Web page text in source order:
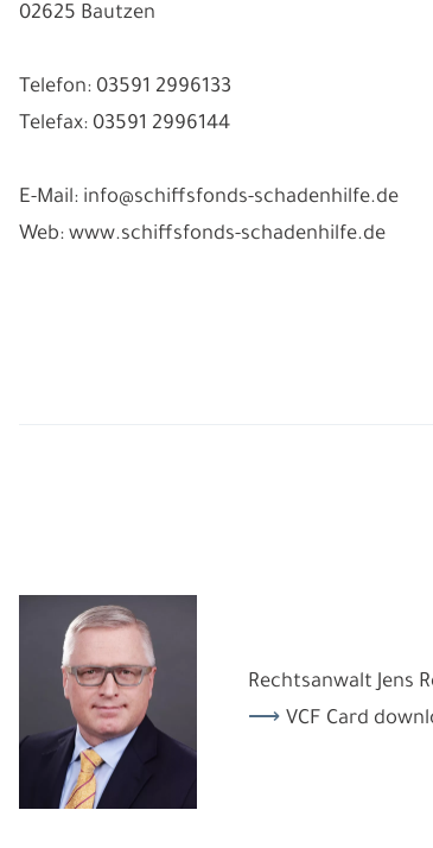
02625 Bautzen
Telefon: 03591 2996133
Telefax: 03591 2996144
E-Mail: info@schiffsfonds-schadenhilfe.de
Web: www.schiffsfonds-schadenhilfe.de
Rechtsanwalt Jens
VCF Card